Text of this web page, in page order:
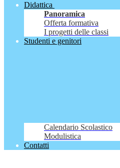
Didattica
Panoramica
Offerta formativa
I progetti delle classi
Studenti e genitori
Calendario Scolastico
Modulistica
Contatti